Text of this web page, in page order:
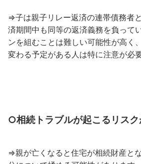
⇒子は親子リレー返済の連帯債務者
済期間中も同等の返済義務を負って
ンを組むことは難しい可能性が高く
変わる予定がある人は特に注意が必要
○相続トラブルが起こるリス
⇒親が亡くなると住宅が相続財産と